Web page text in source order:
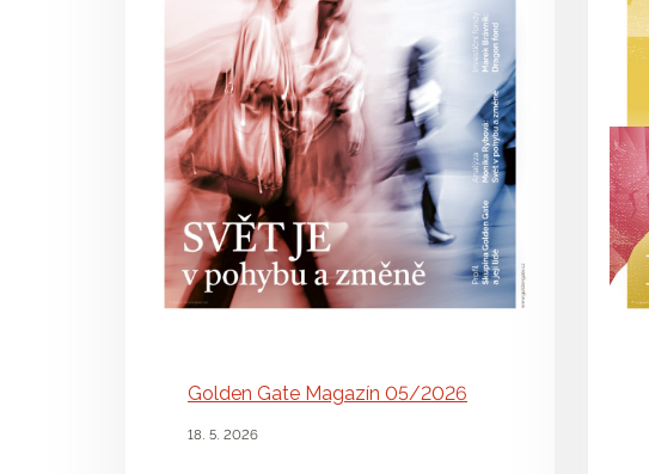
Golden Gate Magazín 05/2026
18. 5. 2026